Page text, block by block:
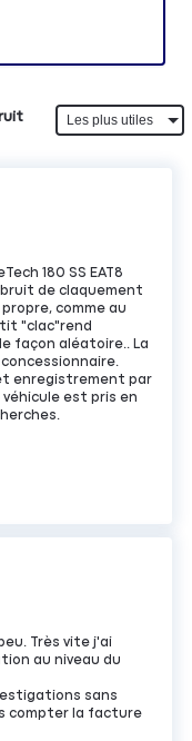
180 SS EAT8
bruit de claquement
comme au
"clac"rend
façon aléatoire.. La
enregistrement par
est pris en
Très vite j'ai
au niveau du
sans
compter la facture